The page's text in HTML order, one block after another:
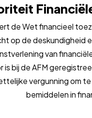
de Wet financieel
op de deskundigheid
van
is bij de AFM
vergunning om
bemiddelen in